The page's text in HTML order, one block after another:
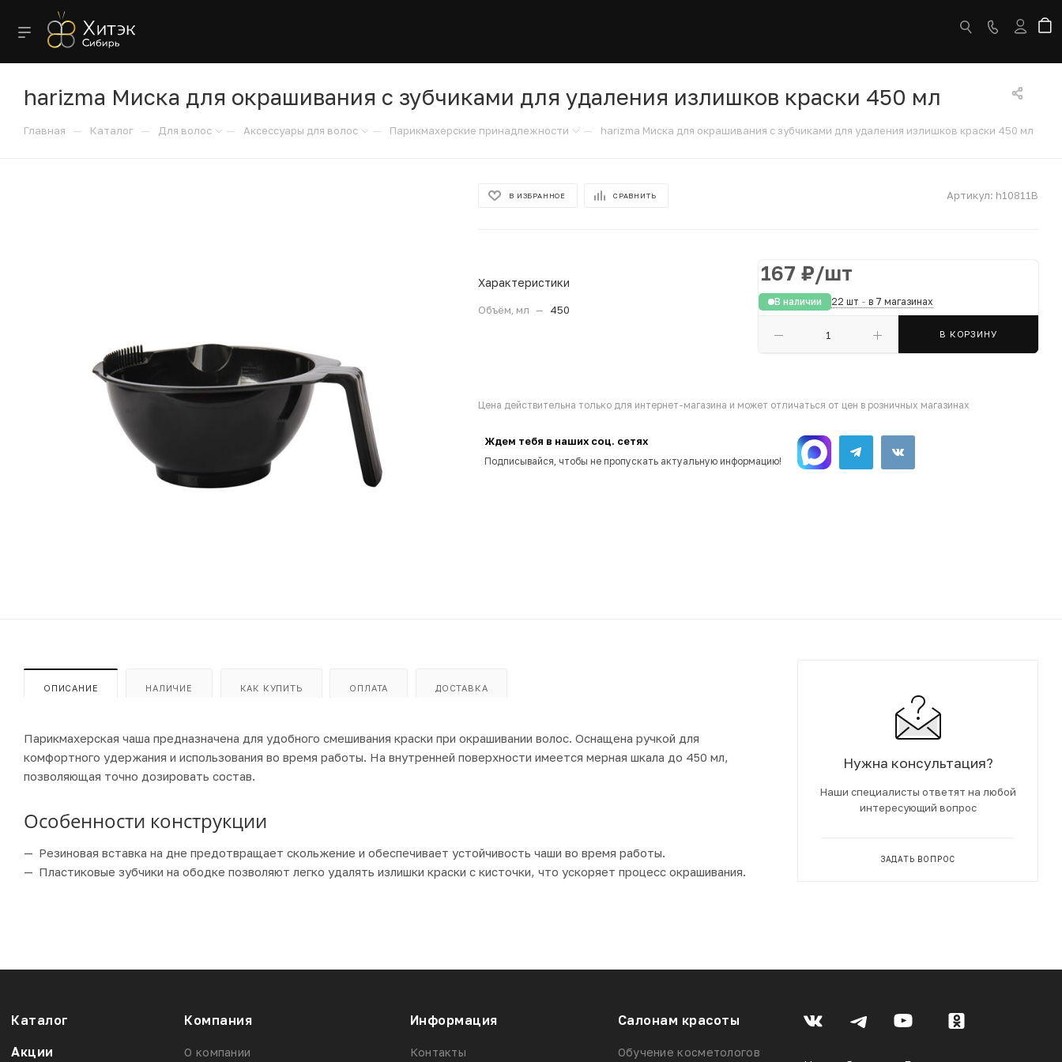
harizma Миска для окрашивания с зубчиками для удаления излишков краски 450 мл
Главная — Каталог — Для волос — Аксессуары для волос — Парикмахерские принадлежности — harizma Миска для окрашивания с зубчиками для удаления излишков краски 450 мл
В ИЗБРАННОЕ СРАВНИТЬ Артикул: h10811B
Характеристики
Объём, мл — 450
167 ₽/шт
В наличии 22 шт - в 7 магазинах
В КОРЗИНУ
Цена действительна только для интернет-магазина и может отличаться от цен в розничных магазинах
Ждем тебя в наших соц. сетях
Подписывайся, чтобы не пропускать актуальную информацию!
ОПИСАНИЕ НАЛИЧИЕ КАК КУПИТЬ ОПЛАТА ДОСТАВКА
Парикмахерская чаша предназначена для удобного смешивания краски при окрашивании волос. Оснащена ручкой для
комфортного удержания и использования во время работы. На внутренней поверхности имеется мерная шкала до 450 мл,
позволяющая точно дозировать состав.
Особенности конструкции
Резиновая вставка на дне предотвращает скольжение и обеспечивает устойчивость чаши во время работы.
Пластиковые зубчики на ободке позволяют легко удалять излишки краски с кисточки, что ускоряет процесс окрашивания.
Нужна консультация?
Наши специалисты ответят на любой
интересующий вопрос
ЗАДАТЬ ВОПРОС
Каталог
Акции
Компания
О компании
Информация
Контакты
Салонам красоты
Обучение косметологов